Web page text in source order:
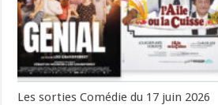
Les sorties Comédie du 17 juin 2026